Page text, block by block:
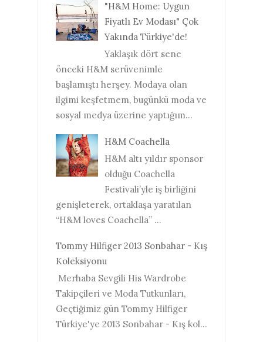
"H&M Home: Uygun
Fiyatlı Ev Modası" Çok
Yakında Türkiye'de!
Yaklaşık dört sene
önceki H&M serüvenimle
başlamıştı herşey. Modaya olan
ilgimi keşfetmem, bugünkü moda ve
sosyal medya üzerine yaptığım...
H&M Coachella
H&M altı yıldır sponsor
olduğu Coachella
Festivali’yle iş birliğini
genişleterek, ortaklaşa yaratılan
“H&M loves Coachella” ...
Tommy Hilfiger 2013 Sonbahar - Kış
Koleksiyonu
Merhaba Sevgili His Wardrobe
Takipçileri ve Moda Tutkunları,
Geçtiğimiz gün Tommy Hilfiger
Türkiye'ye 2013 Sonbahar - Kış kol...